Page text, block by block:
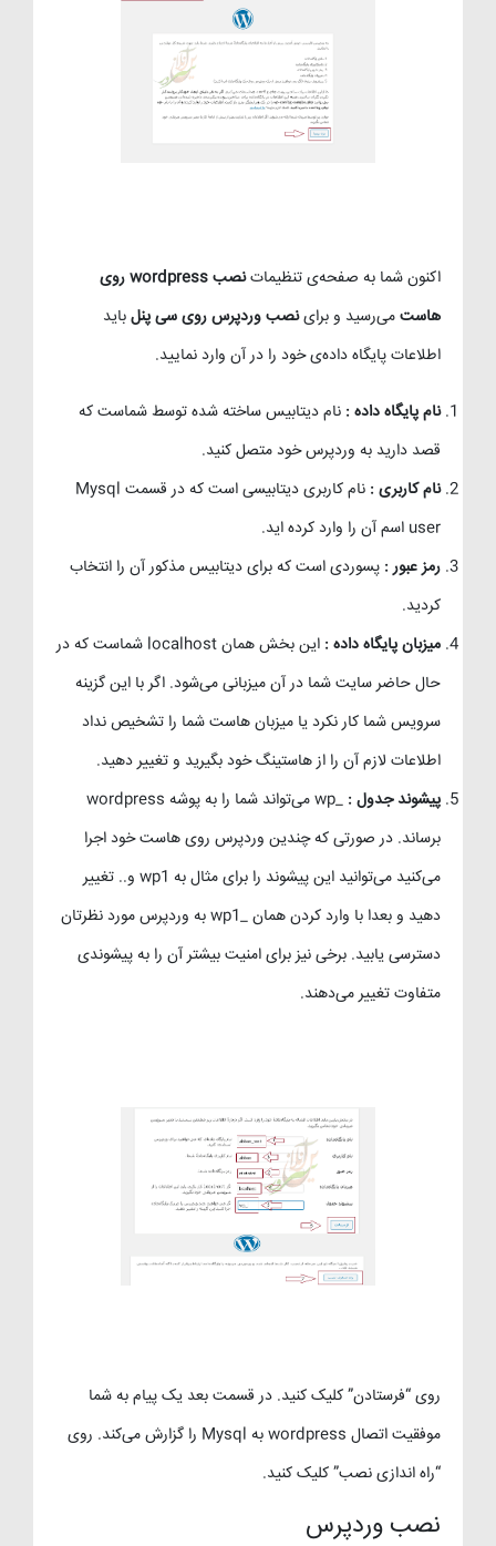
اکنون شما به صفحه‌ی تنظیمات
نصب wordpress روی
هاستمی‌رسید و براینصب وردپرس روی سی پنلباید
اطلاعات پایگاه داده‌ی خود را در آن وارد نمایید.
نام پایگاه داده : نام دیتابیس ساخته شده توسط شماست که
قصد دارید به وردپرس خود متصل کنید.
نام کاربری :
نام کاربری دیتابیسی است که در قسمت Mysql
user اسم آن را وارد کرده اید.
رمز عبور : پسوردی است که برای دیتابیس مذکور آن را انتخاب
کردید.
میزبان پایگاه داده :
این بخش همان localhost شماست که در
حال حاضر سایت شما در آن میزبانی می‌شود. اگر با این گزینه
سرویس شما کار نکرد یا میزبان هاست شما را تشخیص نداد
اطلاعات لازم آن را از هاستینگ خود بگیرید و تغییر دهید.
پیشوند جدول :
_wp می‌تواند شما را به پوشه wordpress
برساند. در صورتی که چندین وردپرس روی هاست خود اجرا
می‌کنید می‌توانید این پیشوند را برای مثال به wp1 و.. تغییر
دهید و بعدا با وارد کردن همان _wp1 به وردپرس مورد نظرتان
دسترسی یابید. برخی نیز برای امنیت بیشتر آن را به پیشوندی
متفاوت تغییر می‌دهند.
روی “فرستادن” کلیک کنید. در قسمت بعد یک پیام به شما
موفقیت اتصال wordpress به Mysql را گزارش می‌کند. روی
“راه اندازی نصب” کلیک کنید.
نصب وردپرس